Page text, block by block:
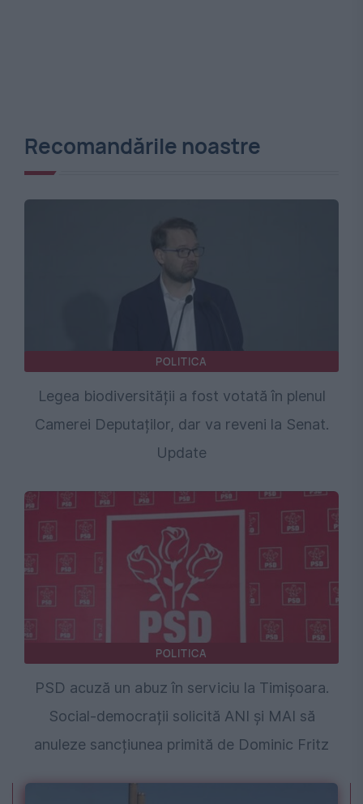
Recomandările noastre
POLITICA
Legea biodiversității a fost votată în plenul
Camerei Deputaților, dar va reveni la Senat.
Update
POLITICA
PSD acuză un abuz în serviciu la Timișoara.
Social-democrații solicită ANI și MAI să
anuleze sancțiunea primită de Dominic Fritz